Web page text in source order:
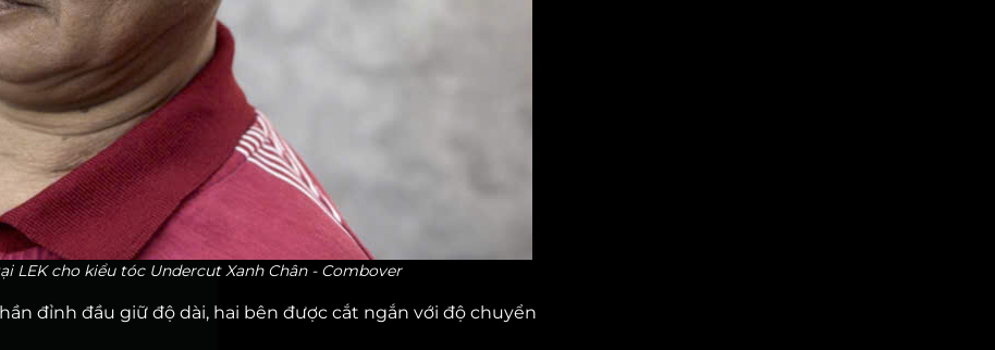
LEK cho kiểu tóc Undercut Xanh Chân - Combover
đỉnh đầu giữ độ dài, hai bên được cắt ngắn với độ chuyển